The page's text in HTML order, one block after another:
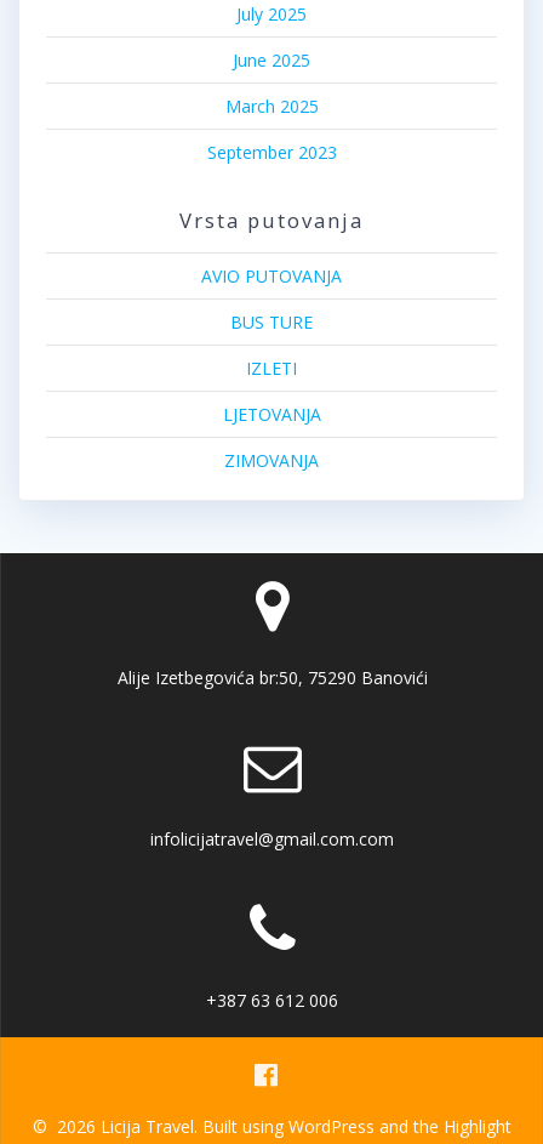
July 2025
June 2025
March 2025
September 2023
Vrsta putovanja
AVIO PUTOVANJA
BUS TURE
IZLETI
LJETOVANJA
ZIMOVANJA
Alije Izetbegovića br:50, 75290 Banovići
infolicijatravel@gmail.com.com
+387 63 612 006
© 2026 Licija Travel. Built using WordPress and the Highlight